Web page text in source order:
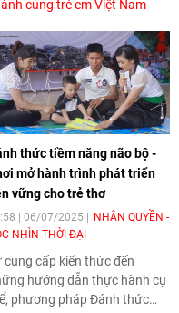
cùng trẻ em Việt Nam
thức tiềm năng não bộ -
mở hành trình phát triển
vững cho trẻ thơ
| 06/07/2025
NHÂN QUYỀN -
NHÌN THỜI ĐẠI
cung cấp kiến thức đến
hướng dẫn thực hành cụ
phương pháp Đánh thức